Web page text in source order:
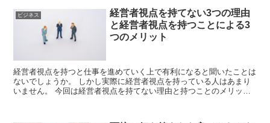
ビジネス
経営者視点を持てない3つの理由
と経営者視点を持つことによる3
つのメリット
経営者視点を持つと仕事を進めていく上で有利になると聞いたことは
ないでしょうか。 しかし実際に経営者視点を持っている人はあまり
いません。 今回は経営者視点を持てない理由と持つことのメリット